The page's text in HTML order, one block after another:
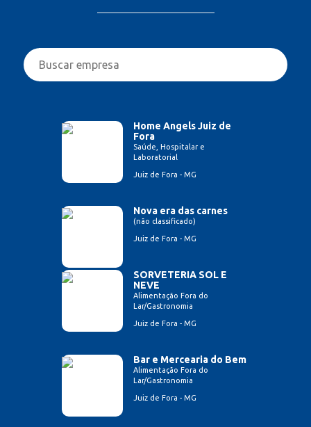
Home Angels Juiz de
Fora
Saúde, Hospitalar e
Laboratorial
Juiz de Fora - MG
Nova era das carnes
(não classificado)
Juiz de Fora - MG
SORVETERIA SOL E
NEVE
Alimentação Fora do
Lar/Gastronomia
Juiz de Fora - MG
Bar e Mercearia do Bem
Alimentação Fora do
Lar/Gastronomia
Juiz de Fora - MG